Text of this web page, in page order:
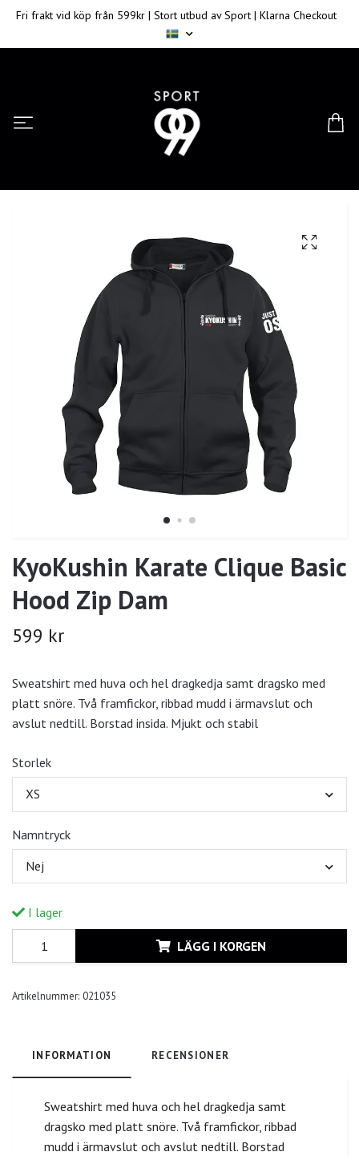
Fri frakt vid köp från 599kr | Stort utbud av Sport | Klarna Checkout
KyoKushin Karate Clique Basic
Hood Zip Dam
599 kr
Sweatshirt med huva och hel dragkedja samt dragsko med
platt snöre. Två framfickor, ribbad mudd i ärmavslut och
avslut nedtill. Borstad insida. Mjukt och stabil
Storlek
XS
Namntryck
Nej
I lager
LÄGG I KORGEN
Artikelnummer: 021035
INFORMATION RECENSIONER
Sweatshirt med huva och hel dragkedja samt
dragsko med platt snöre. Två framfickor, ribbad
mudd i ärmavslut och avslut nedtill. Borstad